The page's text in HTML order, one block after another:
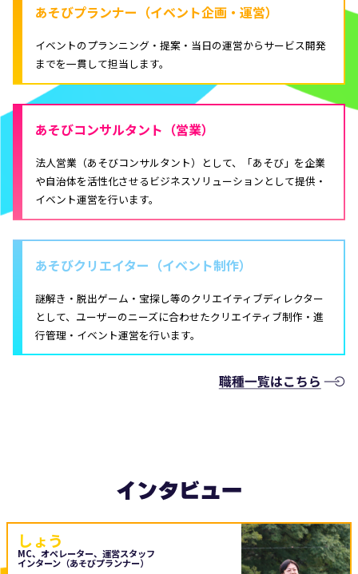
あそびプランナー（イベント企画・運営）
イベントのプランニング・提案・当日の運営からサービス開発
までを一貫して担当します。
あそびコンサルタント（営業）
法人営業（あそびコンサルタント）として、「あそび」を企業
や自治体を活性化させるビジネスソリューションとして提供・
イベント運営を行います。
あそびクリエイター（イベント制作）
謎解き・脱出ゲーム・宝探し等のクリエイティブディレクター
として、ユーザーのニーズに合わせたクリエイティブ制作・進
行管理・イベント運営を行います。
インタビュー
しょう
MC、オペレーター、運営スタッフ
インターン（あそびプランナー）